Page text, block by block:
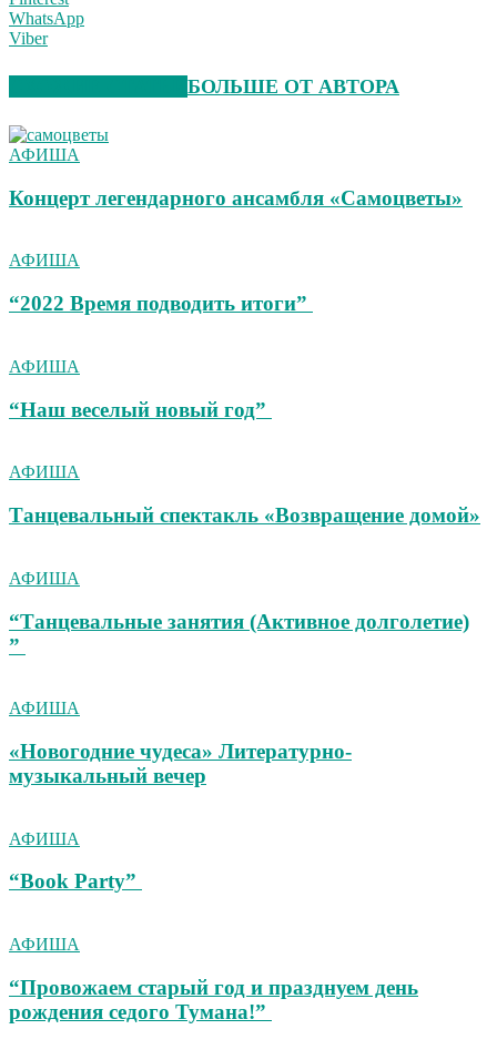
WhatsApp
Viber
БОЛЬШЕ ОТ АВТОРА
АФИША
Концерт легендарного ансамбля «Самоцветы»
АФИША
“2022 Время подводить итоги”
АФИША
“Наш веселый новый год”
АФИША
Танцевальный спектакль «Возвращение домой»
АФИША
“Танцевальные занятия (Активное долголетие)
”
АФИША
«Новогодние чудеса» Литературно-
музыкальный вечер
АФИША
“Book Party”
АФИША
“Провожаем старый год и празднуем день
рождения седого Тумана!”